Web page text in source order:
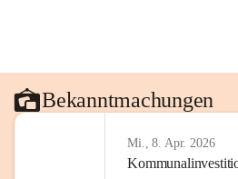
Bekanntmachungen
Mi., 8. Apr. 2026